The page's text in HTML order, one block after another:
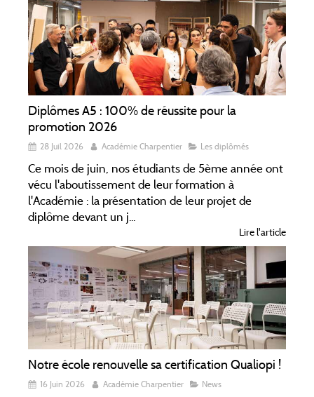
Diplômes A5 : 100% de réussite pour la
promotion 2026
28 Juil 2026 Académie Charpentier Les diplômés
Ce mois de juin, nos étudiants de 5ème année ont
vécu l'aboutissement de leur formation à
l'Académie : la présentation de leur projet de
diplôme devant un j...
Lire l'article
Notre école renouvelle sa certification Qualiopi !
16 Juin 2026 Académie Charpentier News